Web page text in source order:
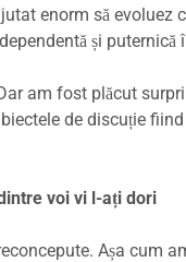
enorm să evoluez
și puternică
am fost plăcut
de discuție
voi vi l-ați dori
Așa cum